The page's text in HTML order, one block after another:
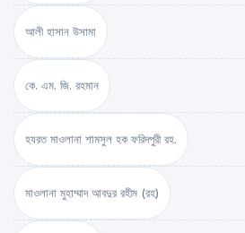
আলী হাসান উসামা
কে. এম. জি. রহমান
হযরত মাওলানা শামসুল হক ফরিদপুরী রহ.
মাওলানা মুহাম্মাদ আবদুর রহীম (রহ)